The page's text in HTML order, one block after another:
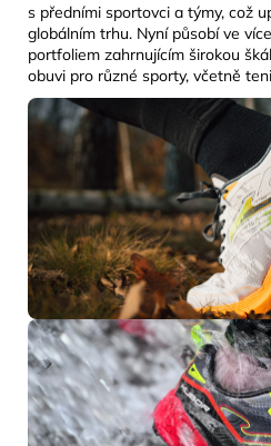
s předními sportovci a týmy, což
globálním trhu. Nyní působí ve
portfoliem zahrnujícím širokou
obuvi pro různé sporty, včetně